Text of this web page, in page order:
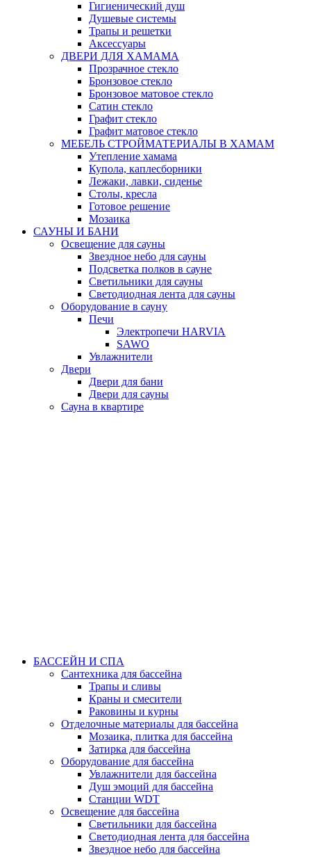
Гигиенический душ
Душевые системы
Трапы и решетки
Аксессуары
ДВЕРИ ДЛЯ ХАМАМА
Прозрачное стекло
Бронзовое стекло
Бронзовое матовое стекло
Сатин стекло
Графит стекло
Графит матовое стекло
МЕБЕЛЬ СТРОЙМАТЕРИАЛЫ В ХАМАМ
Утепление хамама
Купола, каплесборники
Лежаки, лавки, сиденье
Столы, кресла
Готовое решение
Мозаика
САУНЫ И БАНИ
Освещение для сауны
Звездное небо для сауны
Подсветка полков в сауне
Светильники для сауны
Светодиодная лента для сауны
Оборудование в сауну
Печи
Электропечи HARVIA
SAWO
Увлажнители
Двери
Двери для бани
Двери для сауны
Сауна в квартире
БАССЕЙН И СПА
Сантехника для бассейна
Трапы и сливы
Краны и смесители
Раковины и курны
Отделочные материалы для бассейна
Мозаика, плитка для бассейна
Затирка для бассейна
Оборудование для бассейна
Увлажнители для бассейна
Душ эмоций для бассейна
Станции WDT
Освещение для бассейна
Светильники для бассейна
Светодиодная лента для бассейна
Звездное небо для бассейна